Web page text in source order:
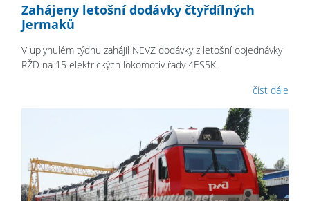
Zahájeny letošní dodávky čtyřdílných
Jermaků
V uplynulém týdnu zahájil NEVZ dodávky z letošní objednávky
RŽD na 15 elektrických lokomotiv řady 4ES5K.
číst dále